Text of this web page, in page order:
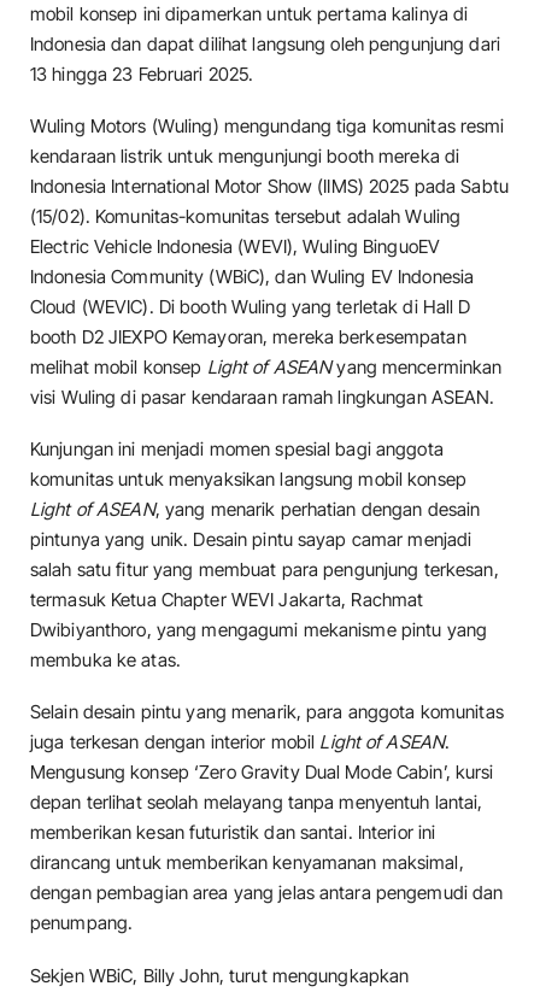
mobil konsep ini dipamerkan untuk pertama kalinya di
Indonesia dan dapat dilihat langsung oleh pengunjung dari
13 hingga 23 Februari 2025.
Wuling Motors (Wuling) mengundang tiga komunitas resmi
kendaraan listrik untuk mengunjungi booth mereka di
Indonesia International Motor Show (IIMS) 2025 pada Sabtu
(15/02). Komunitas-komunitas tersebut adalah Wuling
Electric Vehicle Indonesia (WEVI), Wuling BinguoEV
Indonesia Community (WBiC), dan Wuling EV Indonesia
Cloud (WEVIC). Di booth Wuling yang terletak di Hall D
booth D2 JIEXPO Kemayoran, mereka berkesempatan
melihat mobil konsep Light of ASEANyang mencerminkan
visi Wuling di pasar kendaraan ramah lingkungan ASEAN.
Kunjungan ini menjadi momen spesial bagi anggota
komunitas untuk menyaksikan langsung mobil konsep
Light of ASEAN, yang menarik perhatian dengan desain
pintunya yang unik. Desain pintu sayap camar menjadi
salah satu fitur yang membuat para pengunjung terkesan,
termasuk Ketua Chapter WEVI Jakarta, Rachmat
Dwibiyanthoro, yang mengagumi mekanisme pintu yang
membuka ke atas.
Selain desain pintu yang menarik, para anggota komunitas
juga terkesan dengan interior mobil Light of ASEAN.
Mengusung konsep ‘Zero Gravity Dual Mode Cabin’, kursi
depan terlihat seolah melayang tanpa menyentuh lantai,
memberikan kesan futuristik dan santai. Interior ini
dirancang untuk memberikan kenyamanan maksimal,
dengan pembagian area yang jelas antara pengemudi dan
penumpang.
Sekjen WBiC, Billy John, turut mengungkapkan